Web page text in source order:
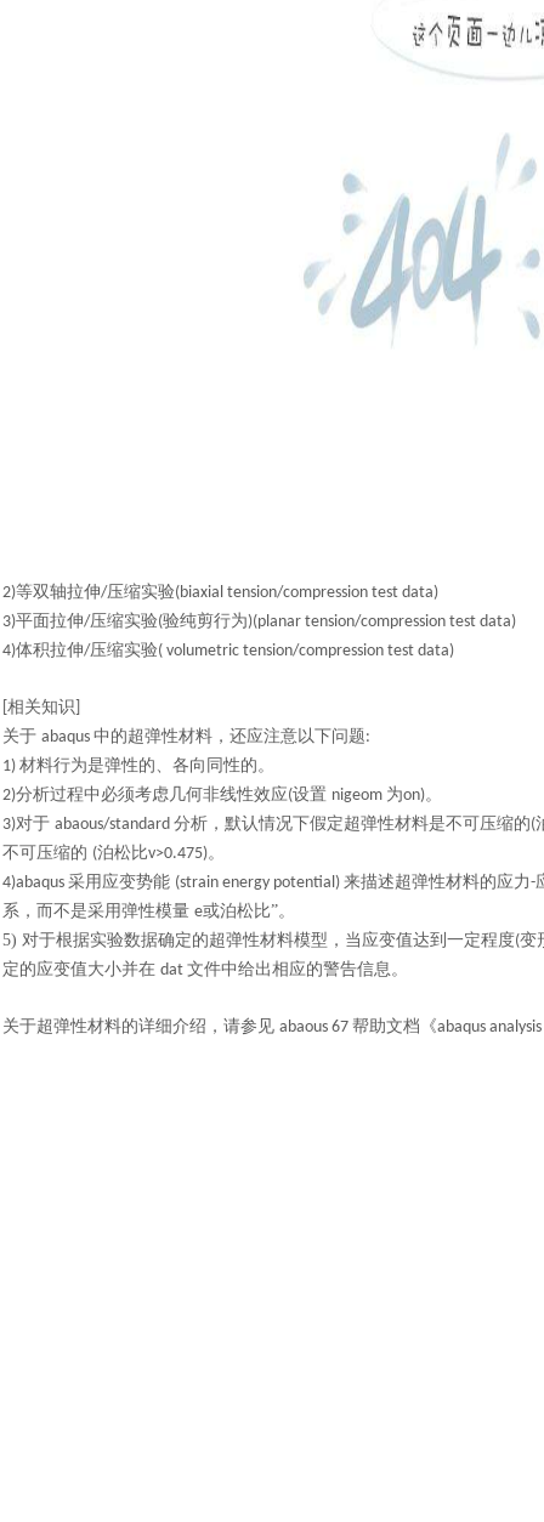
2)等双轴拉伸/压缩实验(biaxial tension/compression test data)
3)平面拉伸/压缩实验(验纯剪行为)(planar tension/compression test data)
4)体积拉伸/压缩实验( volumetric tension/compression test data)
相关知识
关于 abaqus 中的超弹性材料，还应注意以下问题:
1) 材料行为是弹性的、各向同性的。
2)分析过程中必须考虑几何非线性效应(设置 nigeom 为on)。
3)对于 abaous/standard 分析，默认情况下假定超弹性材料是不可压缩的(
不可压缩的 (泊松比v>0.475)。
4)abaqus 采用应变势能 (strain energy potential) 来描述超弹性材料的应力-
系，而不是采用弹性模量 e或泊松比”。
5) 对于根据实验数据确定的超弹性材料模型，当应变值达到一定程度(变
定的应变值大小并在 dat 文件中给出相应的警告信息。
关于超弹性材料的详细介绍，请参见 abaous 67 帮助文档《abaqus